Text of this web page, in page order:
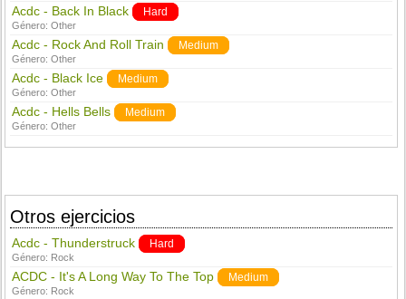
Acdc - Back In Black Hard
Género:Other
Acdc - Rock And Roll Train Medium
Género:Other
Acdc - Black Ice Medium
Género:Other
Acdc - Hells Bells Medium
Género:Other
Otros ejercicios
Acdc - Thunderstruck Hard
Género: Rock
ACDC - It's A Long Way To The Top Medium
Género: Rock